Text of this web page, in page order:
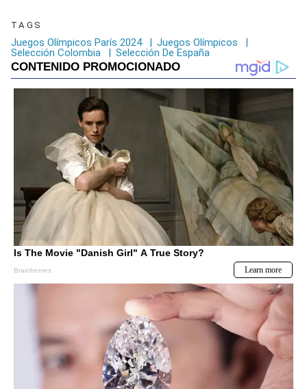
TAGS
Juegos Olímpicos París 2024 | Juegos Olímpicos
|
Selección Colombia
| Selección De España